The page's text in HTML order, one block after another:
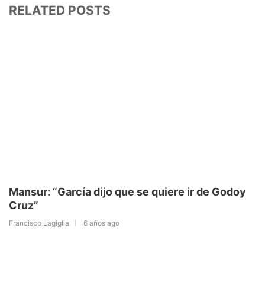
RELATED POSTS
Mansur: “García dijo que se quiere ir de Godoy
Cruz”
Francisco Lagiglia 6 años ago